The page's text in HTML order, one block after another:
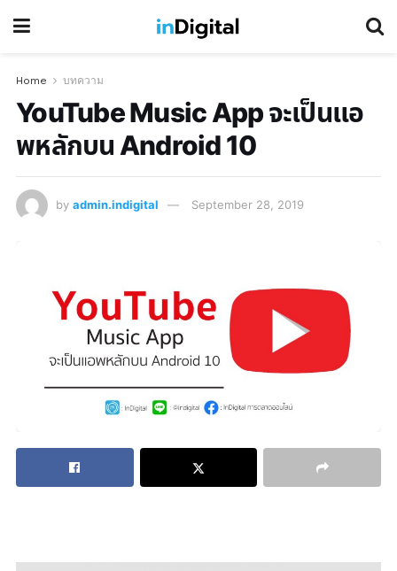
Home บทความ
YouTube Music App จะเป็นแอ
พหลักบน Android 10
by admin.indigital September 28, 2019